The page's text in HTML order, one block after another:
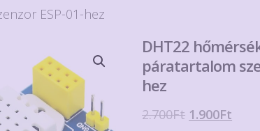
ESP-01-hez
DHT22
páratartalom
hez
2.700Ft Original
1.900Ft